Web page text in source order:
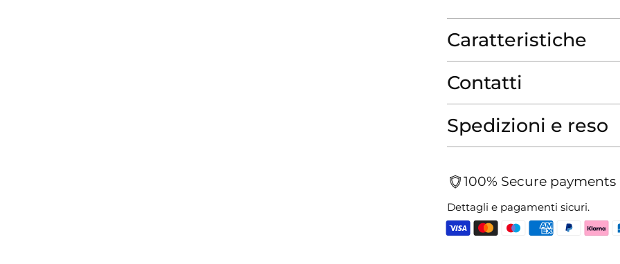
Caratteristiche
Contatti
Spedizioni e reso
100% Secure payments
Dettagli e pagamenti sicuri.